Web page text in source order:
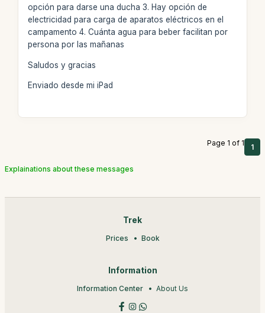
opción para darse una ducha 3. Hay opción de
electricidad para carga de aparatos eléctricos en el
campamento 4. Cuánta agua para beber facilitan por
persona por las mañanas
Saludos y gracias
Enviado desde mi iPad
Page 1 of 1 1
Explainations about these messages
Trek
Prices Book
Information
Information Center About Us